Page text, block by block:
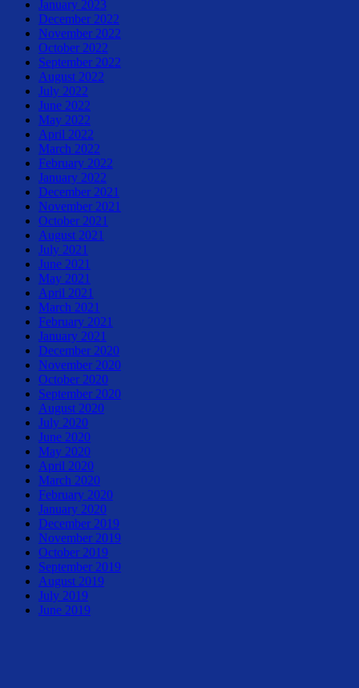
January 2023
December 2022
November 2022
October 2022
September 2022
August 2022
July 2022
June 2022
May 2022
April 2022
March 2022
February 2022
January 2022
December 2021
November 2021
October 2021
August 2021
July 2021
June 2021
May 2021
April 2021
March 2021
February 2021
January 2021
December 2020
November 2020
October 2020
September 2020
August 2020
July 2020
June 2020
May 2020
April 2020
March 2020
February 2020
January 2020
December 2019
November 2019
October 2019
September 2019
August 2019
July 2019
June 2019